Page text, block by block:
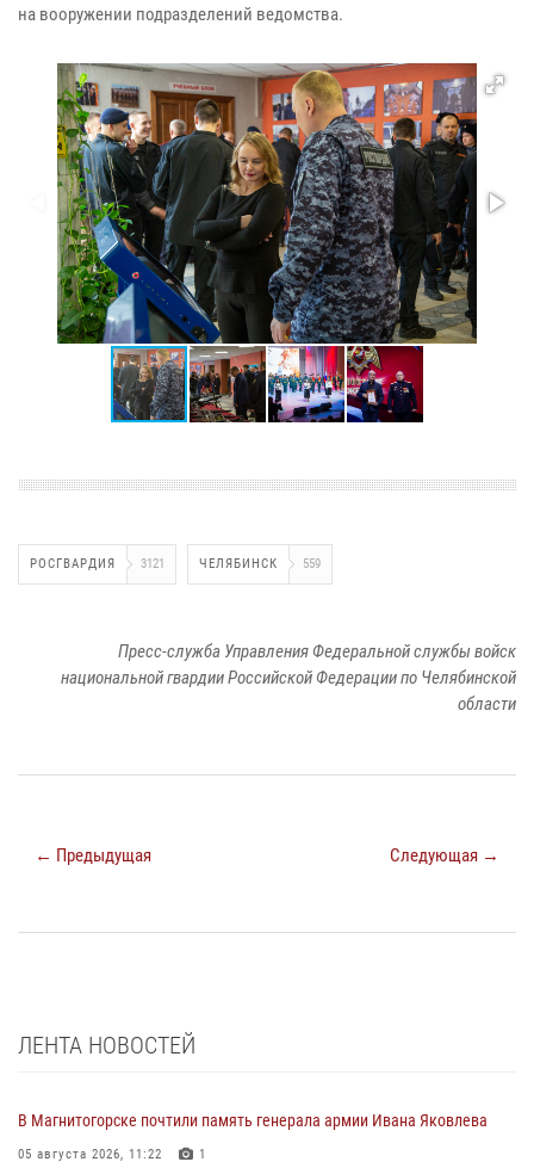
на вооружении подразделений ведомства.
РОСГВАРДИЯ 3121 ЧЕЛЯБИНСК 559
Пресс-служба Управления Федеральной службы войск
национальной гвардии Российской Федерации по Челябинской
области
← Предыдущая Следующая →
ЛЕНТА НОВОСТЕЙ
В Магнитогорске почтили память генерала армии Ивана Яковлева
05 августа 2026, 11:22 1